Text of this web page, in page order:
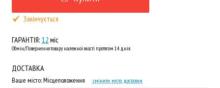
Закінчується
ГАРАНТІЯ: 12 міс
Обмін/Повернення товару належної якості протягом 14 днів
ДОСТАВКА
Ваше місто:Місцеположення змінити місто доставки